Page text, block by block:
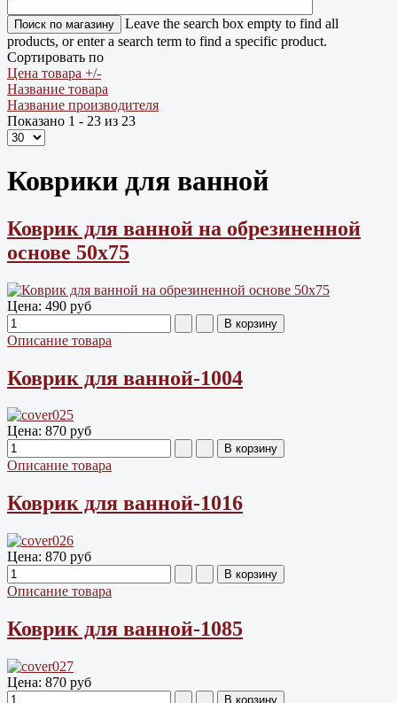
Leave the search box empty to find all
products, or enter a search term to find a specific product.
Сортировать по
Цена товара +/-
Название товара
Название производителя
Показано 1 - 23 из 23
Коврики для ванной
Коврик для ванной на обрезиненной
основе 50х75
Цена: 490 руб
Описание товара
Коврик для ванной-1004
Цена: 870 руб
Описание товара
Коврик для ванной-1016
Цена: 870 руб
Описание товара
Коврик для ванной-1085
Цена: 870 руб